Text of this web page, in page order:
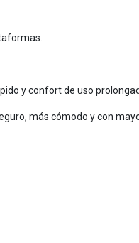
y confort de uso
más cómodo y con